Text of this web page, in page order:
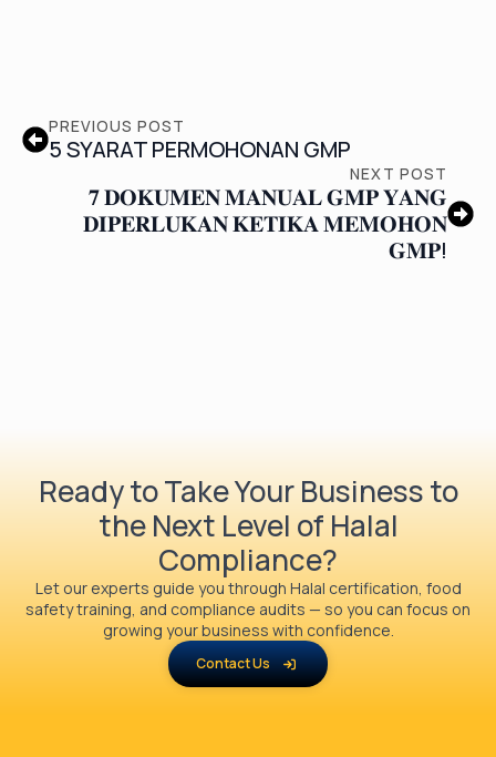
PREVIOUS POST
5 SYARAT PERMOHONAN GMP
NEXT POST
𝟕 𝐃𝐎𝐊𝐔𝐌𝐄𝐍 𝐌𝐀𝐍𝐔𝐀𝐋 𝐆𝐌𝐏 𝐘𝐀𝐍𝐆
𝐃𝐈𝐏𝐄𝐑𝐋𝐔𝐊𝐀𝐍 𝐊𝐄𝐓𝐈𝐊𝐀 𝐌𝐄𝐌𝐎𝐇𝐎𝐍
𝐆𝐌𝐏!
Ready to Take Your Business to
the Next Level of Halal
Compliance?
Let our experts guide you through Halal certification, food
safety training, and compliance audits — so you can focus on
growing your business with confidence.
Contact Us